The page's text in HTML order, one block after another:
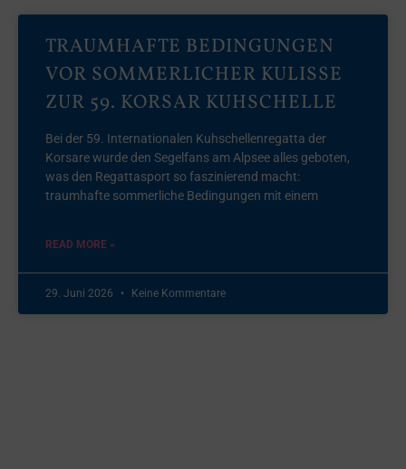
TRAUMHAFTE BEDINGUNGEN
VOR SOMMERLICHER KULISSE
ZUR 59. KORSAR KUHSCHELLE
Bei der 59. Internationalen Kuhschellenregatta der
Korsare wurde den Segelfans am Alpsee alles geboten,
was den Regattasport so faszinierend macht:
traumhafte sommerliche Bedingungen mit einem
READ MORE »
29. Juni 2026 Keine Kommentare